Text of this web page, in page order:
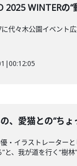
2025 WINTERの
代々木公園イベント
|00:12:05
、愛猫との“ち
・イラストレーター
と、我が道を行く“樹林